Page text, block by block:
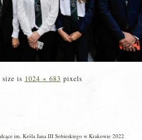
is 1024 × 683 pixels
im. Króla Jana III Sobieskiego w Krakowie 2022